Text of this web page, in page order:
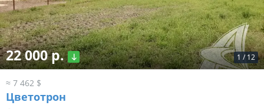
1 / 12
22 000 р.
≈ 7 462 $
Цветотрон